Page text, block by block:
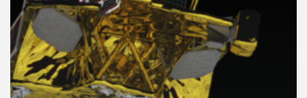
บทความ
ข่าว
และ
กิจกรรม